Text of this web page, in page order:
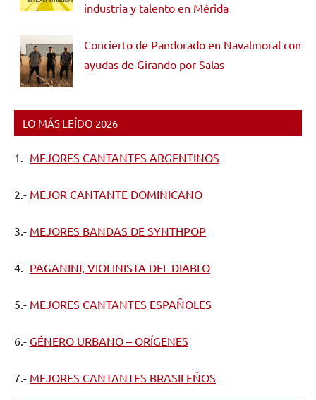
industria y talento en Mérida
Concierto de Pandorado en Navalmoral con
ayudas de Girando por Salas
LO MÁS LEÍDO 2026
1.- MEJORES CANTANTES ARGENTINOS
2.- MEJOR CANTANTE DOMINICANO
3.- MEJORES BANDAS DE SYNTHPOP
4.- PAGANINI, VIOLINISTA DEL DIABLO
5.- MEJORES CANTANTES ESPAÑOLES
6.- GÉNERO URBANO – ORÍGENES
7.- MEJORES CANTANTES BRASILEÑOS